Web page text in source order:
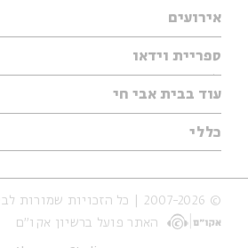
אירועים
עיון
אנגלית
נוער
סדרות
אירועי עבר
אירועים בירושלים
ספריית וידאו
ילדים
מוזיקה
עיון
מיוחדים
עוד בבית אבי חי
תערוכות
מיוחדים
כללי
אודות
הצהרת נגישות
תנאי שימוש והצהרת פרטיות
© 2007-2026 | כל הזכויות שמורות לבית אבי חי
האתר פועל ברשיון אקו״ם